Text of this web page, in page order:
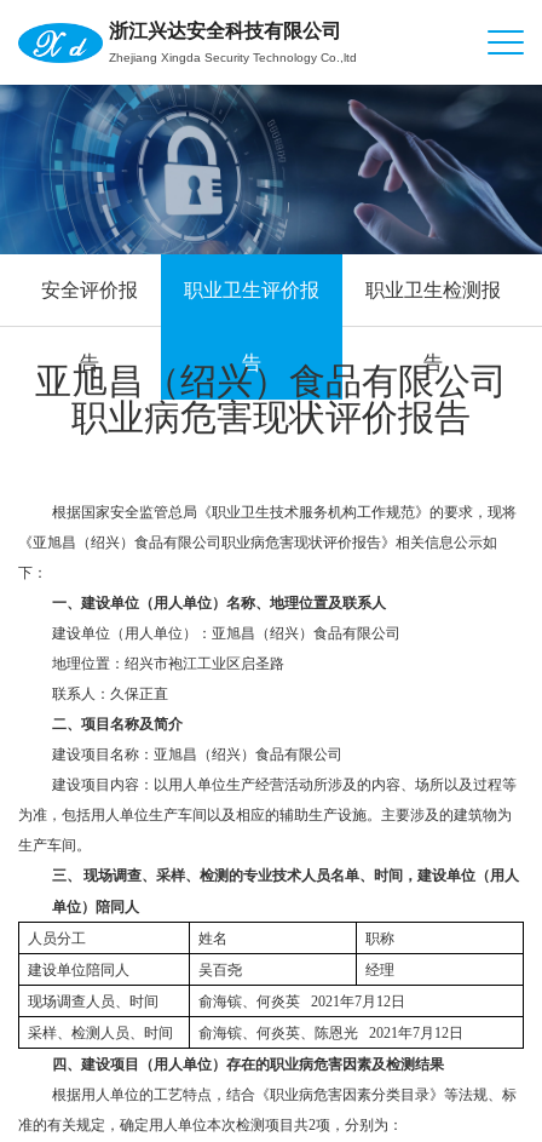
浙江兴达安全科技有限公司
Zhejiang Xingda Security Technology Co.,ltd
安全评价报
告
职业卫生评价报
告
职业卫生检测报
告
亚旭昌（绍兴）食品有限公司
职业病危害现状评价报告
根据国家安全监管总局《职业卫生技术服务机构工作规范》的要求，现将
《亚旭昌（绍兴）食品有限公司职业病危害现状评价报告》相关信息公示如
下：
一、 建设单位（用人单位）名称、地理位置及联系人
建设单位（用人单位）：亚旭昌（绍兴）食品有限公司
地理位置：绍兴市袍江工业区启圣路
联系人：久保正直
二、 项目名称及简介
建设项目名称：亚旭昌（绍兴）食品有限公司
建设项目内容：以用人单位生产经营活动所涉及的内容、场所以及过程等
为准，包括用人单位生产车间以及相应的辅助生产设施。主要涉及的建筑物为
生产车间。
三、
现场调查、采样、检测的专业技术人员名单、时间，建设单位（用人
单位）陪同人
人员分工
姓名
职称
建设单位陪同人
吴百尧
经理
现场调查人员、时间
俞海镔、何炎英 2021年7月12日
采样、检测人员、时间
俞海镔、何炎英、陈恩光 2021年7月12日
四、 建设项目（用人单位）存在的职业病危害因素及检测结果
根据用人单位的工艺特点，结合《职业病危害因素分类目录》等法规、标
准的有关规定，确定用人单位本次检测项目共2项，分别为：